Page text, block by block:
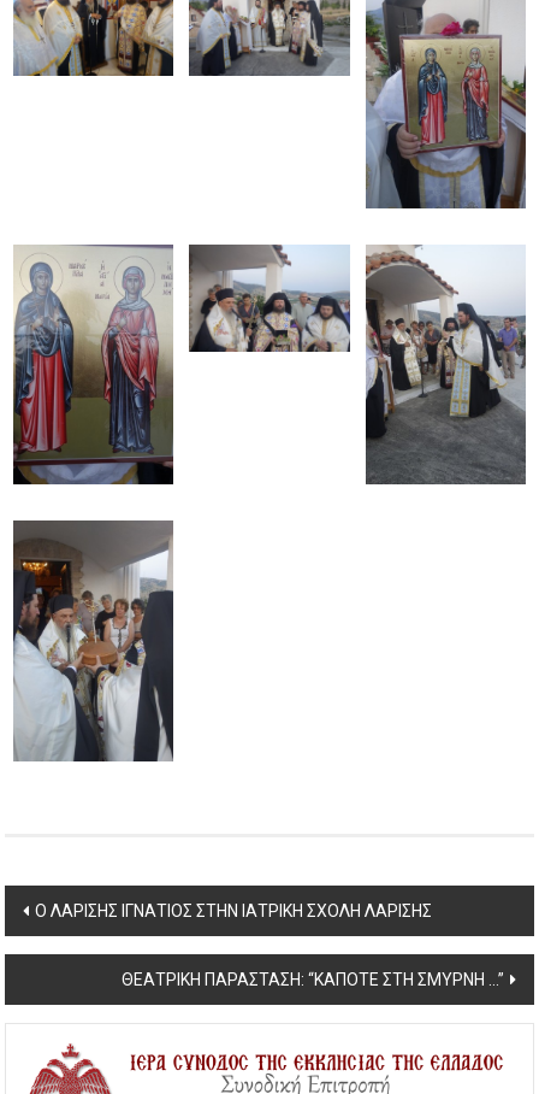
Post
navigation
Ο ΛΑΡΙΣΗΣ ΙΓΝΑΤΙΟΣ ΣΤΗΝ ΙΑΤΡΙΚΗ ΣΧΟΛΗ ΛΑΡΙΣΗΣ
ΘΕΑΤΡΙΚΗ ΠΑΡΑΣΤΑΣΗ: “ΚΑΠΟΤΕ ΣΤΗ ΣΜΥΡΝΗ …”